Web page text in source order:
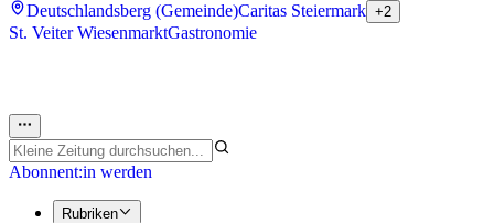
Deutschlandsberg (Gemeinde)Caritas Steiermark +2
St. Veiter WiesenmarktGastronomie
Abonnent:in werden
Rubriken